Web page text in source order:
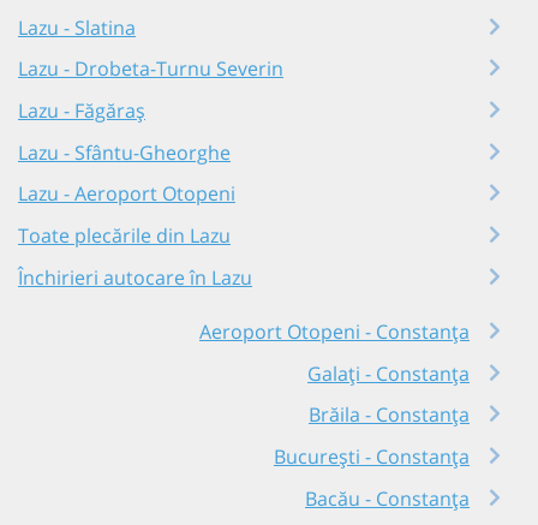
Lazu - Slatina
Lazu - Drobeta-Turnu Severin
Lazu - Făgăraș
Lazu - Sfântu-Gheorghe
Lazu - Aeroport Otopeni
Toate plecările din Lazu
Închirieri autocare în Lazu
Aeroport Otopeni - Constanța
Galați - Constanța
Brăila - Constanța
București - Constanța
Bacău - Constanța